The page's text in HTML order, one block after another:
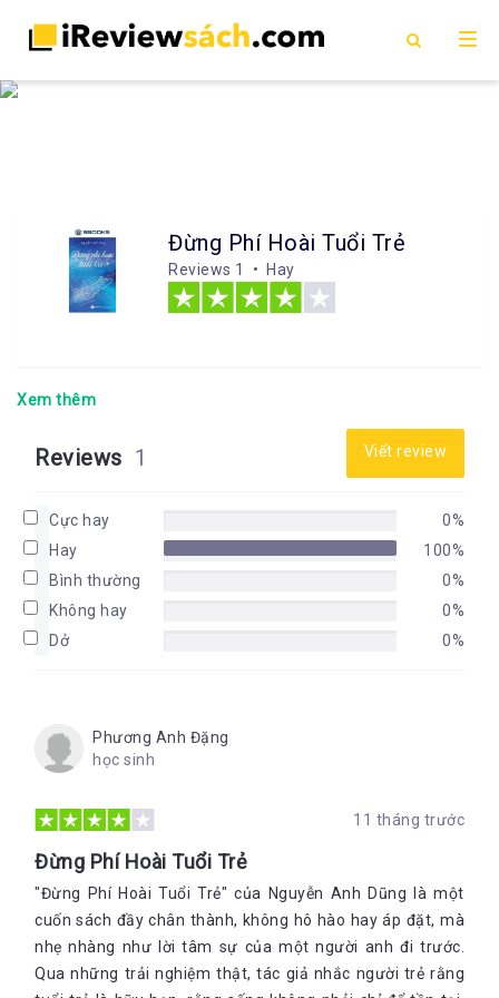
Đừng Phí Hoài Tuổi Trẻ
Reviews 1 • Hay
Xem thêm
Reviews 1 Viết review
Cực hay
0%
Hay
100%
Bình thường
0%
Không hay
0%
Dở
0%
Phương Anh Đặng
học sinh
11 tháng trước
Đừng Phí Hoài Tuổi Trẻ
"Đừng Phí Hoài Tuổi Trẻ" của Nguyễn Anh Dũng là một
cuốn sách đầy chân thành, không hô hào hay áp đặt, mà
nhẹ nhàng như lời tâm sự của một người anh đi trước.
Qua những trải nghiệm thật, tác giả nhắc người trẻ rằng